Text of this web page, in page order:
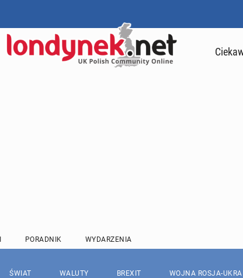
PORADNIK WYDARZENIA
ŚWIAT WALUTY BREXIT WOJNA ROSJA-